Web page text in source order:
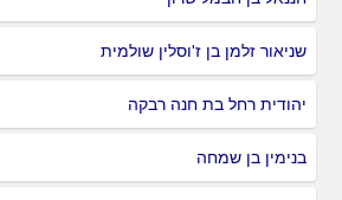
שניאור זלמן בן ז'וסלין שולמית
יהודית רחל בת חנה רבקה
בנימין בן שמחה